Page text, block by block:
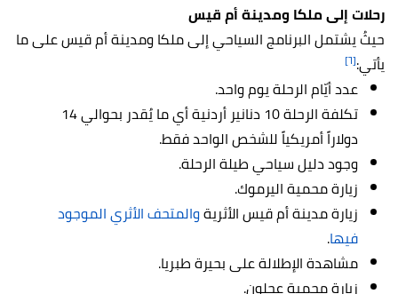
رحلات إلى ملكا ومدينة أم قيس
حيثُ يشتمل البرنامج السياحي إلى ملكا ومدينة أم قيس على ما
يأتي:[٦]
عدد أيّام الرحلة يوم واحد.
تكلفة الرحلة 10 دنانير أردنية أي ما يُقدر بحوالي 14
دولاراً أمريكياً للشخص الواحد فقط.
وجود دليل سياحي طيلة الرحلة.
زيارة محمية اليرموك.
زيارة مدينة أم قيس الأثريةوالمتحف الأثري الموجود
فيها.
مشاهدة الإطلالة على بحيرة طبريا.
زيارة محمية عجلون.